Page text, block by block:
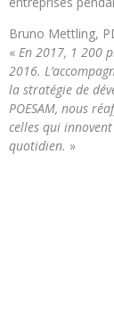
Bruno Mettling,
« En 2017, 1 200
2016.
la stratégie de
POESAM, nous
celles qui
quotidien. »